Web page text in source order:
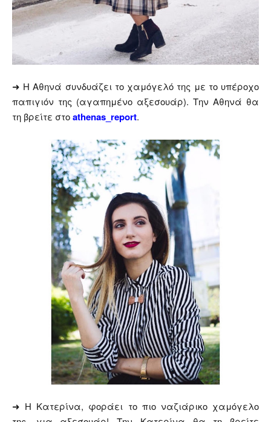
➜ Η Αθηνά συνδυάζει το χαμόγελό της με το υπέροχο
παπιγιόν της (αγαπημένο αξεσουάρ). Την Αθηνά θα
τη βρείτε στοathenas_report.
➜ Η Κατερίνα, φοράει το πιο ναζιάρικο χαμόγελο